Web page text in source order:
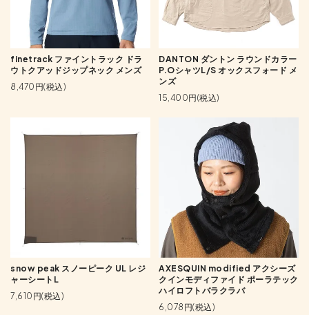
finetrack ファイントラック ドラ
ウトクアッドジップネック メンズ
8,470円(税込)
DANTON ダントン ラウンドカラー
P.OシャツL/S オックスフォード メ
ンズ
15,400円(税込)
snow peak スノーピーク UL レジ
ャーシートL
7,610円(税込)
AXESQUIN modified アクシーズ
クインモディファイド ポーラテック
ハイロフトバラクラバ
6,078円(税込)